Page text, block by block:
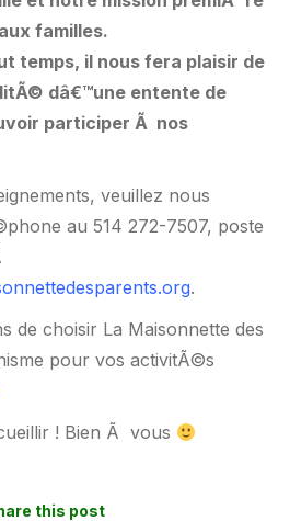
familles.
temps, il nous fera plaisir de
dâ€™une entente de
participer Ã nos
veuillez nous
au 514 272-7507, poste
.
de choisir La Maisonnette des
pour vos activitÃ©s
! Bien Ã vous
this post